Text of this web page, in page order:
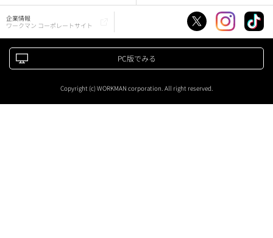
企業情報
ワークマン コーポレートサイト
PC版でみる
Copyright (c) WORKMAN corporation. All right reserved.